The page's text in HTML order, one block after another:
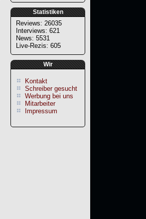
Statistiken
Reviews: 26035
Interviews: 621
News: 5531
Live-Rezis: 605
Wir
Kontakt
Schreiber gesucht
Werbung bei uns
Mitarbeiter
Impressum